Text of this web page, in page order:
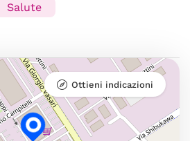
Salute
Ottieni indicazioni